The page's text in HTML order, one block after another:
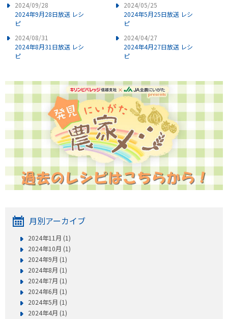
2024/09/28
2024年9月28日放送 レシ
ピ
2024/08/31
2024年8月31日放送 レシ
ピ
2024/05/25
2024年5月25日放送 レシ
ピ
2024/04/27
2024年4月27日放送 レシ
ピ
月別アーカイブ
2024年11月 (1)
2024年10月 (1)
2024年9月 (1)
2024年8月 (1)
2024年7月 (1)
2024年6月 (1)
2024年5月 (1)
2024年4月 (1)